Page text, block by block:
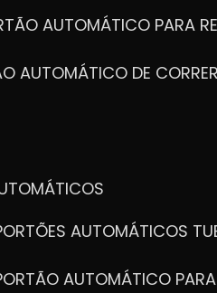
AUTOMÁTICO PARA
AUTOMÁTICO DE CORRER
AUTOMÁTICOS
PORTÃO AUTOMÁTICO